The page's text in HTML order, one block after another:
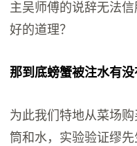
主吴师傅的说辞无法
好的道理？
那到底螃蟹被注水有没
为此我们特地从菜场
筒和水，实验验证缪先